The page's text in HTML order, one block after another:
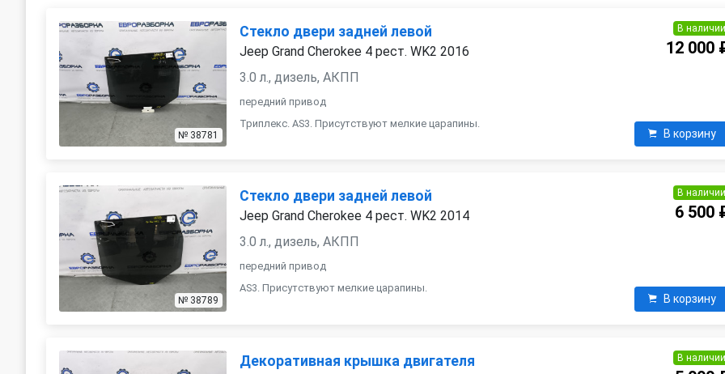
№ 38781
Стекло двери задней левой
Jeep Grand Cherokee 4 рест. WK2 2016
3.0 л., дизель, АКПП
передний привод
Триплекс. AS3. Присутствуют мелкие царапины.
В наличии
12 000
В корзину
№ 38789
Стекло двери задней левой
Jeep Grand Cherokee 4 рест. WK2 2014
3.0 л., дизель, АКПП
передний привод
AS3. Присутствуют мелкие царапины.
В наличии
6 500
В корзину
Декоративная крышка двигателя В наличии